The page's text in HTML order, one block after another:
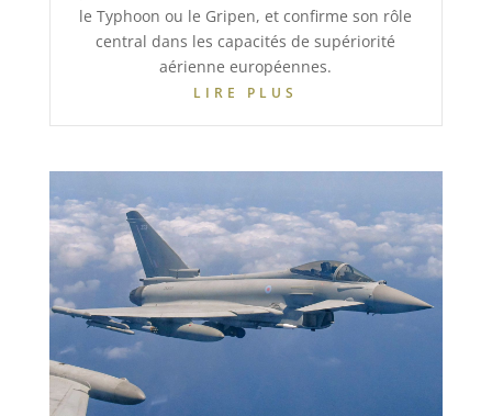
le Typhoon ou le Gripen, et confirme son rôle
central dans les capacités de supériorité
aérienne européennes.
LIRE PLUS